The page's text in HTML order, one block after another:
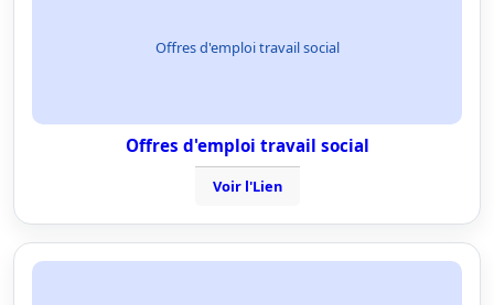
Offres d'emploi travail social
Offres d'emploi travail social
Voir l'Lien